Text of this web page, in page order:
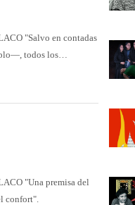
"Salvo en contadas
todos los…
"Una premisa del
confort".